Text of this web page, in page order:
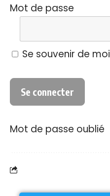
Mot de passe
Se souvenir de moi
Mot de passe oublié